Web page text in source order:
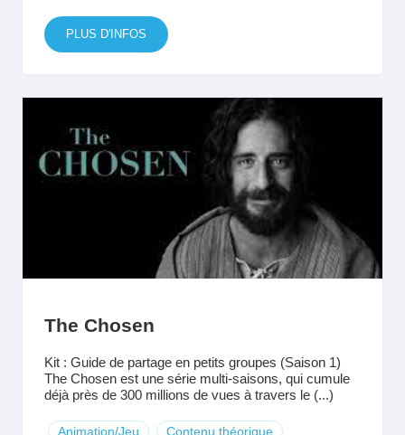
PLUS D'INFOS
The Chosen
Kit : Guide de partage en petits groupes (Saison 1)
The Chosen est une série multi-saisons, qui cumule
déjà près de 300 millions de vues à travers le (...)
Animation/Jeu Contenu théorique